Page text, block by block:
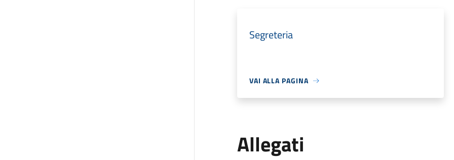
Segreteria
VAI ALLA PAGINA
Allegati